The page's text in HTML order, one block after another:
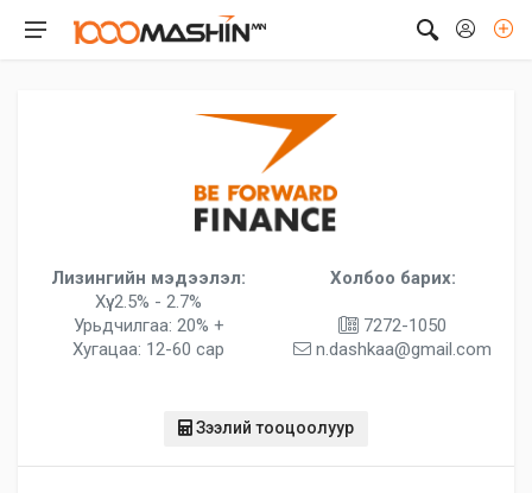
Лизингийн мэдээлэл:
Хүү: 2.5% - 2.7%
Урьдчилгаа: 20% +
Хугацаа: 12-60 сар
Холбоо барих:
7272-1050
n.dashkaa@gmail.com
Зээлий тооцоолуур